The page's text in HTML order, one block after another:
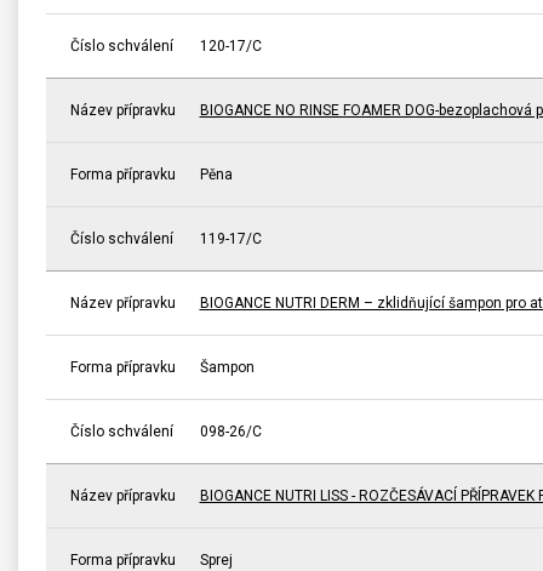
Číslo schválení 120-17/C
Název přípravku BIOGANCE NO RINSE FOAMER DOG-bezoplachová
Forma přípravku Pěna
Číslo schválení 119-17/C
Název přípravku BIOGANCE NUTRI DERM – zklidňující šampon pro
Forma přípravku Šampon
Číslo schválení 098-26/C
Název přípravku BIOGANCE NUTRI LISS - ROZČESÁVACÍ PŘÍPRAVEK
Forma přípravku Sprej